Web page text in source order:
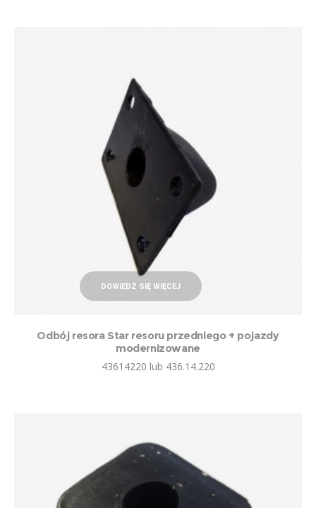
DOWIEDZ SIĘ WIĘCEJ
Odbój resora Star resoru przedniego + pojazdy
modernizowane
43614220 lub 436.14.220